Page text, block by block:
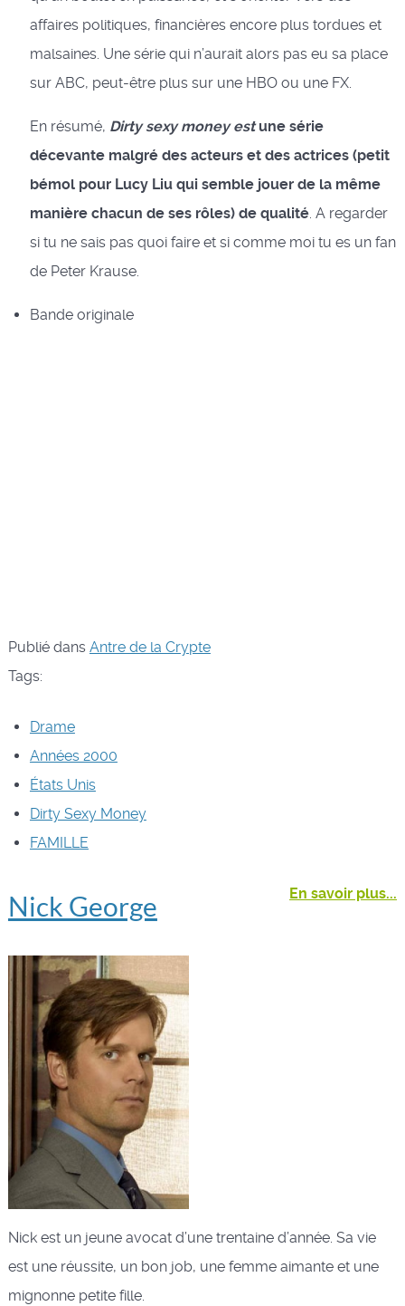
affaires politiques, financières encore plus tordues et
malsaines. Une série qui n’aurait alors pas eu sa place
sur ABC, peut-être plus sur une HBO ou une FX.
En résumé, Dirty sexy money estune série
décevante malgré des acteurs et des actrices (petit
bémol pour Lucy Liu qui semble jouer de la même
manière chacun de ses rôles) de qualité. A regarder
si tu ne sais pas quoi faire et si comme moi tu es un fan
de Peter Krause.
Bande originale
Publié dans Antre de la Crypte
Tags:
Drame
Années 2000
États Unis
Dirty Sexy Money
FAMILLE
En savoir plus...
Nick George
Nick est un jeune avocat d’une trentaine d’année. Sa vie
est une réussite, un bon job, une femme aimante et une
mignonne petite fille.